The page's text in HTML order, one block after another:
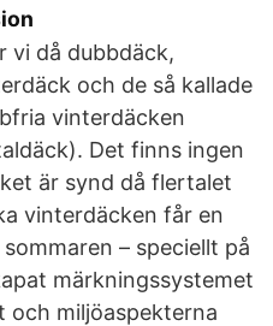
vi då dubbdäck,
och de så kallade
vinterdäcken
Det finns ingen
är synd då flertalet
vinterdäcken får en
– speciellt på
märkningssystemet
och miljöaspekterna